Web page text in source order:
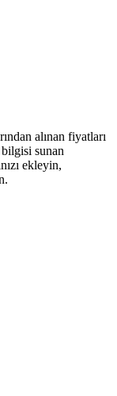
alınan fiyatları
sunan
ekleyin,